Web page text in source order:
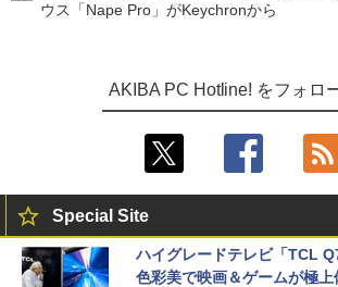
ウス「Nape Pro」がKeychronから
AKIBA PC Hotline! をフォロ
Special Site
ハイグレードテレビ「TCL
色彩美で映画＆ゲームが極上